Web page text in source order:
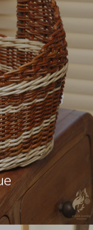
Informations :
Stéphanie Carteron
Atelier Amarine
Chantaussel
05500 Saint Julien en
Champsaur
Tel : 06 81 87 53 77
Mail :
contact@atelier-
amarine.fr